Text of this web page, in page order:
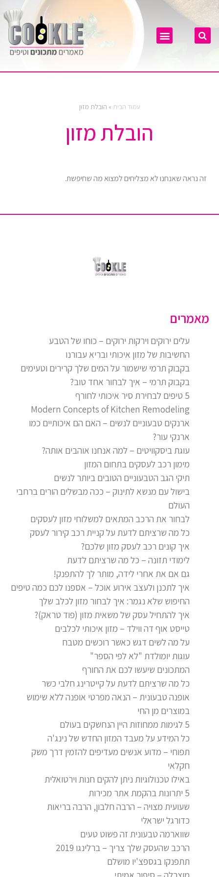
עמוד הבית » הובלת מזון
הובלת מזון
זה נראה שאנחנו לא מצליחים למצוא מה שחיפשת.
מאמרים
עלים ירוקים וירקות ירוקים – כוחו של הטבע
החשיבות של מזון איכותי ובריא עבורנו
בקבוק תרמי שישמור על המים שלך קרירים וטעימים
בקבוק תרמי – איך לבחור אחד טוב?
5 טיפים לבחירת סיר איכותי לחורף
Modern Concepts of Kitchen Remodeling
ארנקים טבעוניים לנשים – האם הם איכותיים כמו
ארנקי עור?
עוגת ביסקוויטים – למה אנחנו אוהבים אותה?
מימון רכב לעסקים בתחום המזון
תיקי הגב הטבעוניים הטובים ביותר לנשים
בישול עם מנשא לתינוק – ככה מבשלים הורים ברחבי
העולם
לבחור את הרכב המתאים למשלוחי מזון לעסקים
כל מה שרציתם לדעת על קניית רכב קירור לעסק
איך קונים רכב לעסק מזון שלכם?
לימודי תזונה – כל מה שרציתם לדעת
גם אם את אחרי לידה, מותר לך להתפנק!
איך לתכנן ולעצב אירוע אוכל – אספנו לכם כמה טיפים
החיפוש שלא נגמר: איך לבחור מזון לכלב שלך
איך להתחיל עסק של משאית מזון (פוד טראק)?
טייסט אוף דה ווילד – מזון איכותי לכלבים
על מה לשים דגש כאשר רוכשים מטבח
עוגות יומולדת "לא לפי הספר"
המתכונים שיעשו לכם את החורף
כל מה שרציתם לדעת על קייטרינג חלבי כשר
אופנה טבעונית – הנאה מפרטי אופנה ללא שימוש
במוצרים מן החי
5 לגימות ממחוזות היין הנחשקים בעולם
כל המידע על מעבד המזון החדש של נינג'ה
תפוחי – מדוע אנשים מעדיפים להזמין דרך משק
חקלאי
באילו טכנולוגיות ניתן להקים חנות וירטואלית
5 יתרונות בהקמת אתר מכירות
שעועית מצויה – הרבה חלבון, הרבה בריאות
כדורגל ישראלי
שווארמה טבעונית זה פשוט טעים
הרכב שהעסק שלך צריך – ברלינגו 2019
תתפנקו בגספצ'יו מושלם